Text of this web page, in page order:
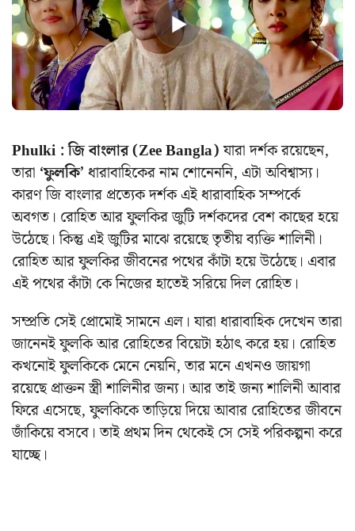
Phulki : জি বাংলার (Zee Bangla)যারা দর্শক রয়েছেন,
তারা ‘ফুলকি’ধারাবাহিকের নাম শোনেননি, এটা অবিশ্বাস্য।
কারণ জি বাংলার প্রত্যেক দর্শক এই ধারাবাহিক সম্পর্কে
অবগত। রোহিত আর ফুলকির জুটি দর্শকদের বেশ কাছের হয়ে
উঠেছে। কিন্তু এই জুটির মাঝে রয়েছে তৃতীয় ব্যক্তি শালিনী।
রোহিত আর ফুলকির জীবনের পথের কাঁটা হয়ে উঠেছে। এবার
এই পথের কাঁটা কে নিজের হাতেই সরিয়ে দিল রোহিত।
সম্প্রতি সেই প্রোমোই সামনে এল।যারা ধারাবাহিক দেখেন তারা
জানেনই ফুলকি আর রোহিতের বিয়েটা হঠাৎ করে হয়। রোহিত
কখনোই ফুলকিকে মেনে নেয়নি, তার মনে এখনও জায়গা
রয়েছে প্রাক্তন স্ত্রী শালিনীর জন্য। আর তাই জন্য শালিনী আবার
ফিরে এসেছে, ফুলকিকে তাড়িয়ে দিয়ে আবার রোহিতের জীবনে
জাঁকিয়ে বসবে। তাই প্রথম দিন থেকেই সে সেই পরিকল্পনা করে
যাচ্ছে।